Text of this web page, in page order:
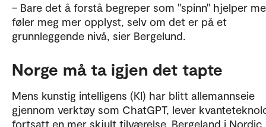
– Bare det å forstå begreper som "spinn" hjelper
føler meg mer opplyst, selv om det er på et
grunnleggende nivå, sier Bergelund.
Norge må ta igjen det tapte
Mens kunstig intelligens (KI) har blitt allemannseie
gjennom verktøy som ChatGPT, lever
fortsatt en mer skjult tilværelse. Bergeland i Nordic